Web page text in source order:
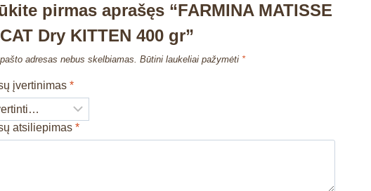
pirmas aprašęs “FARMINA MATISSE
Dry KITTEN 400 gr”
adresas nebus skelbiamas. Būtini laukeliai pažymėti *
įvertinimas*
atsiliepimas*